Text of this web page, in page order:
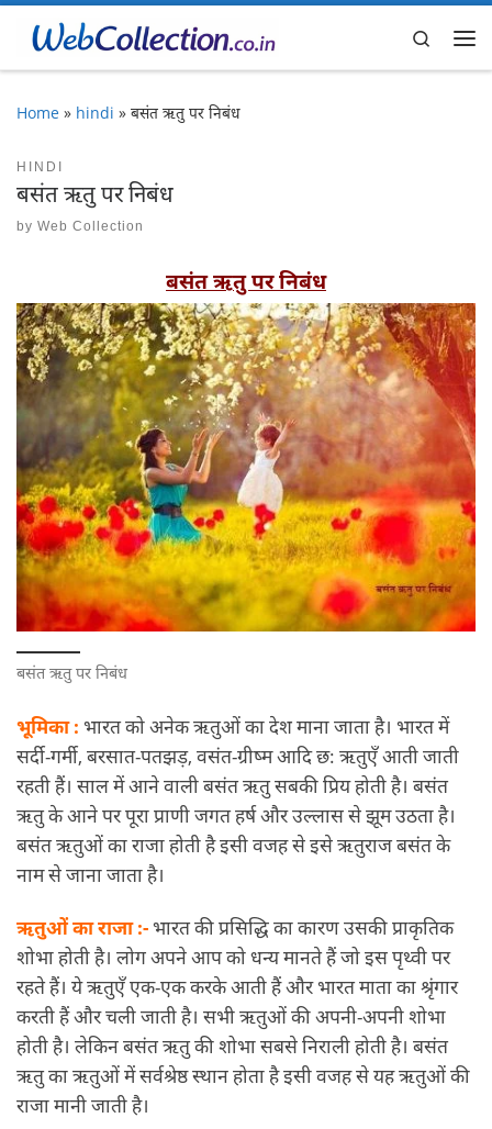
Skip to content
Search
Home » hindi » बसंत ऋतु पर निबंध
HINDI
बसंत ऋतु पर निबंध
by Web Collection
बसंत ऋतु पर निबंध
बसंत ऋतु पर निबंध
भूमिका : भारत को अनेक ऋतुओं का देश माना जाता है। भारत में
सर्दी-गर्मी, बरसात-पतझड़, वसंत-ग्रीष्म आदि छ: ऋतुएँ आती जाती
रहती हैं। साल में आने वाली बसंत ऋतु सबकी प्रिय होती है। बसंत
ऋतु के आने पर पूरा प्राणी जगत हर्ष और उल्लास से झूम उठता है।
बसंत ऋतुओं का राजा होती है इसी वजह से इसे ऋतुराज बसंत के
नाम से जाना जाता है।
ऋतुओं का राजा :- भारत की प्रसिद्धि का कारण उसकी प्राकृतिक
शोभा होती है। लोग अपने आप को धन्य मानते हैं जो इस पृथ्वी पर
रहते हैं। ये ऋतुएँ एक-एक करके आती हैं और भारत माता का श्रृंगार
करती हैं और चली जाती है। सभी ऋतुओं की अपनी-अपनी शोभा
होती है। लेकिन बसंत ऋतु की शोभा सबसे निराली होती है। बसंत
ऋतु का ऋतुओं में सर्वश्रेष्ठ स्थान होता है इसी वजह से यह ऋतुओं की
राजा मानी जाती है।